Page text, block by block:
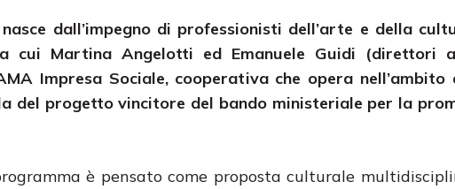
dall’impegno di professionisti dell’arte e della
cui Martina Angelotti ed Emanuele Guidi (direttori
Impresa Sociale, cooperativa che opera
del progetto vincitore del bando ministeriale per la
è pensato come proposta culturale